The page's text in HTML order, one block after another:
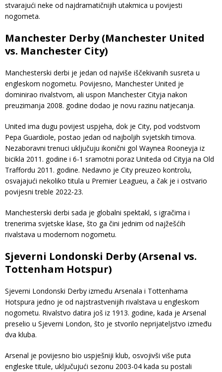
stvarajući neke od najdramatičnijih utakmica u povijesti
nogometa.
Manchester Derby (Manchester United
vs. Manchester City)
Manchesterski derbi je jedan od najviše iščekivanih susreta u
engleskom nogometu. Povijesno, Manchester United je
dominirao rivalstvom, ali uspon Manchester Cityja nakon
preuzimanja 2008. godine dodao je novu razinu natjecanja.
United ima dugu povijest uspjeha, dok je City, pod vodstvom
Pepa Guardiole, postao jedan od najboljih svjetskih timova.
Nezaboravni trenuci uključuju ikonični gol Waynea Rooneyja iz
bicikla 2011. godine i 6-1 sramotni poraz Uniteda od Cityja na Old
Traffordu 2011. godine. Nedavno je City preuzeo kontrolu,
osvajajući nekoliko titula u Premier Leagueu, a čak je i ostvario
povijesni treble 2022-23.
Manchesterski derbi sada je globalni spektakl, s igračima i
trenerima svjetske klase, što ga čini jednim od najžešćih
rivalstava u modernom nogometu.
Sjeverni Londonski Derby (Arsenal vs.
Tottenham Hotspur)
Sjeverni Londonski Derby između Arsenala i Tottenhama
Hotspura jedno je od najstrastvenijih rivalstava u engleskom
nogometu. Rivalstvo datira još iz 1913. godine, kada je Arsenal
preselio u Sjeverni London, što je stvorilo neprijateljstvo između
dva kluba.
Arsenal je povijesno bio uspješniji klub, osvojivši više puta
engleske titule, uključujući sezonu 2003-04 kada su postali